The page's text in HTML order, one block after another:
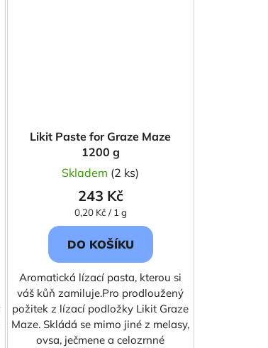
Likit Paste for Graze Maze
1200 g
Skladem (2 ks)
243 Kč
Měrná
cena:
0,20 Kč / 1 g
DO KOŠÍKU
Aromatická lízací pasta, kterou si
váš kůň zamiluje.Pro prodloužený
požitek z lízací podložky Likit Graze
Maze. Skládá se mimo jiné z melasy,
ovsa, ječmene a celozrnné